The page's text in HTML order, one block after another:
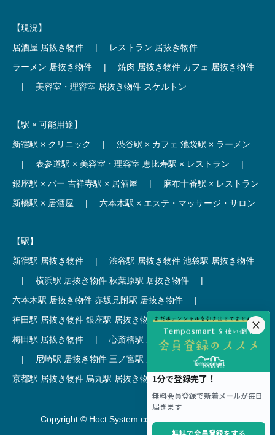
【現況】
居酒屋 居抜き物件
|
レストラン 居抜き物件
ラーメン 居抜き物件
| 焼肉 居抜き物件 カフェ 居抜き物件
|
美容室・理容室 居抜き物件 スケルトン
【駅 × 可能用途】
新宿駅 × クリニック
| 渋谷駅 × カフェ 池袋駅 × ラーメン
|
表参道駅 × 美容室・理容室 恵比寿駅 × レストラン
|
銀座駅 × バー 吉祥寺駅 × 居酒屋 |
麻布十番駅 × レストラン
新橋駅 × 居酒屋
| 六本木駅 × エステ・マッサージ・サロン
【駅】
新宿駅 居抜き物件
| 渋谷駅 居抜き物件 池袋駅 居抜き物件
|
横浜駅 居抜き物件 秋葉原駅 居抜き物件
|
六本木駅 居抜き物件 赤坂見附駅 居抜き物件
|
神田駅 居抜き物件 銀座駅 居抜き物件 |
吉祥寺駅 居抜き物件
梅田駅 居抜き物件
| 心斎橋駅 居抜き物件 本町駅 居抜き物件
|
尼崎駅 居抜き物件 三ノ宮駅 居抜き物件
|
京都駅 居抜き物件 烏丸駅 居抜き物件 | 四条駅 居抜き物件
Copyright © Hoct System corp. All rights reserved.